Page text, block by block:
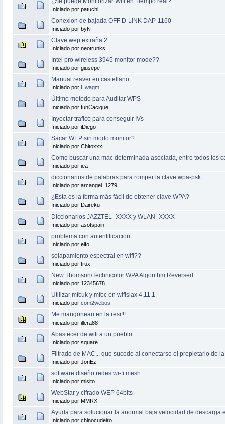
Iniciado por patuchi
Conexion de bajada OFF D-LINK DAP-1160
Iniciado por byN
Clave wep extraña 2
Iniciado por neotrunks
Intel pro wireless 3945 monitor mode??
Iniciado por giusepe
Manual reaver en castellano
Iniciado por Hwagm
Último metodo para Auditar WPS
Iniciado por tunCacique
Inyectar trafico para conseguir IVs
Iniciado por iDiego
Sacar WEP sin modo monitor?
Iniciado por Chitoxxx
Como buscar una mac determinada asociada, entre todos los
Iniciado por iea
diccionarios de palabras para romper la clave wpa-psk
Iniciado por arcangel_1279
¿Esta es la forma más fácil de obtener clave WPA?
Iniciado por Daireku
Diccionarios JAZZTEL_XXXX y WLAN_XXXX
Iniciado por asotspain
problema con autentificacion
Iniciado por elfo
solapamiento espectral en wifi??
Iniciado por trux
New Thomson/Technicolor WPA Algorithm Reversed
Iniciado por 12345678
Utilizar mfcuk y mfoc en wifislax 4.11.1
Iniciado por com2webos
Me mangonean en la resi!!!
Iniciado por illera88
Abastecer de wifi a un pueblo
Iniciado por square_
Filtrado de MAC... que sucede al conectarse el propietario de
Iniciado por JonEz
software diseño redes wi-fi mesh
Iniciado por misito
WebStar y cifrado WEP 64bits
Iniciado por MMRX
Ayuda para solucionar la anormal baja velocidad de descarga
Iniciado por chinocudeiro